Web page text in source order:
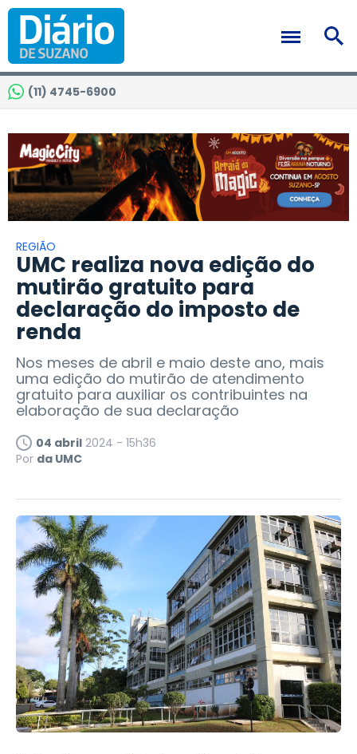
(11) 4745-6900
REGIÃO
UMC realiza nova edição do
mutirão gratuito para
declaração do imposto de
renda
Nos meses de abril e maio deste ano, mais
uma edição do mutirão de atendimento
gratuito para auxiliar os contribuintes na
elaboração de sua declaração
04 abril 2024 - 15h36
Por da UMC